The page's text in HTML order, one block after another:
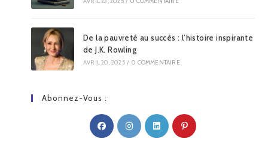
De la pauvreté au succès : l’histoire inspirante
de J.K. Rowling
AVRIL 20, 2025 / 0 COMMENTAIRE
Abonnez-Vous :